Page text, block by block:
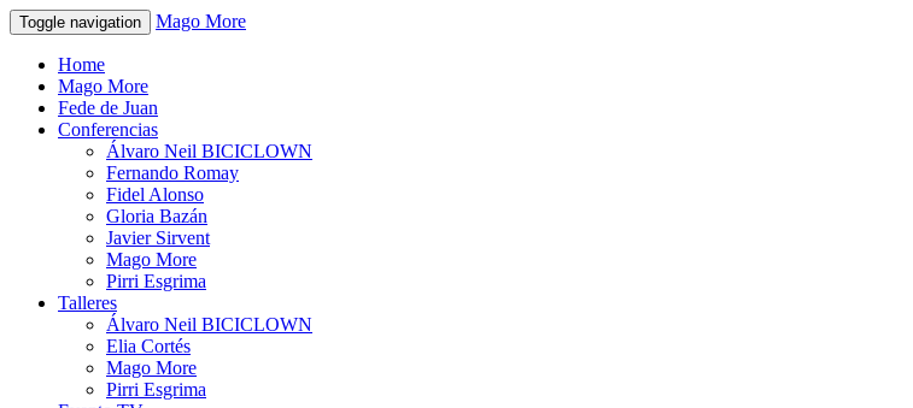
Toggle navigation Mago More
Home
Mago More
Fede de Juan
Conferencias
Álvaro Neil BICICLOWN
Fernando Romay
Fidel Alonso
Gloria Bazán
Javier Sirvent
Mago More
Pirri Esgrima
Talleres
Álvaro Neil BICICLOWN
Elia Cortés
Mago More
Pirri Esgrima